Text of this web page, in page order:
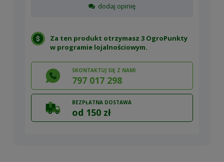
dodaj opinię
Za ten produkt otrzymasz 3 OgroPunkty
w programie lojalnościowym.
SKONTAKTUJ SIĘ Z NAMI
797 017 298
BEZPŁATNA DOSTAWA
od 150 zł